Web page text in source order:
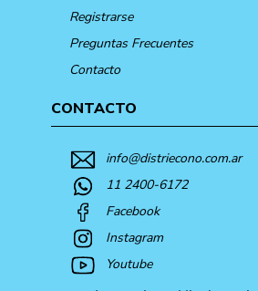
Registrarse
Preguntas Frecuentes
Contacto
CONTACTO
info@distriecono.com.ar
11 2400-6172
Facebook
Instagram
Youtube